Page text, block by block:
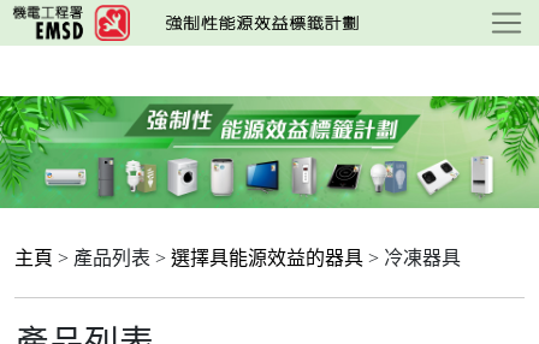
跳
至
要
內
容
主頁 > 產品列表 > 選擇具能源效益的器具 > 冷凍器具